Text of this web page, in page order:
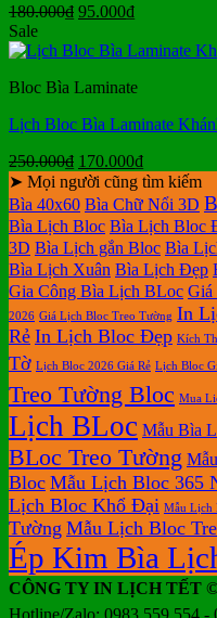
180.000₫ Giá
là:
95.000₫Giá
tại
95.000₫.
Sale
Bloc Bìa Laminate
Lịch Bloc Bìa Laminate
250.000₫ Giá
gốc
là:
250.000₫.
170.000₫Giá
hiện
tại
là:
170.000₫.
➤ Mọi người cũng tìm kiếm
Bìa 40x60 Bìa Chữ Nổi 3D
Bìa Lịch Bloc Bìa Lịch Bloc
3D Bìa Lịch gắn Bloc Bìa
Bìa Lịch Xuân Bìa Lịch Đẹp
Gia Công Bìa Lịch BLoc
2026 Giá Lịch Bloc Treo Tường In
Rẻ In Lịch Bloc Đẹp Kích
Tờ Lịch Bloc 2026 Giá Rẻ Lịch Bloc
Treo Tường Bloc Mua
Lịch BLoc Mẫu Bìa
BLoc Treo Tường
Bloc Mẫu Lịch Bloc 365
Lịch Bloc Khổ Đại Mẫu Lịch
Tường Mẫu Lịch Bloc
Ép Kim Bìa
CÔNG TY IN LỊCH TẾT